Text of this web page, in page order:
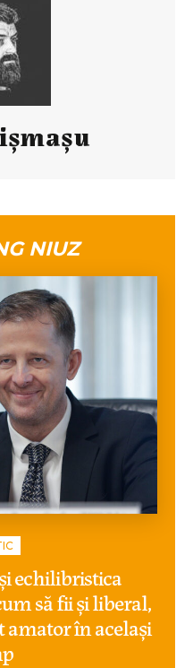
NIUZ
echilibristica
să fii și liberal,
amator în același